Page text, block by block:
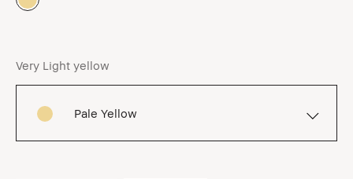
Very Light yellow
Pale Yellow